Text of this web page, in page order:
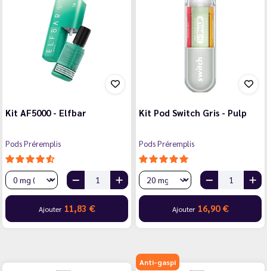
Kit AF5000 - Elfbar
Pods Préremplis
Ajouter 11,83 €
Kit Pod Switch Gris - Pulp
Pods Préremplis
Ajouter 16,90 €
Anti-gaspi